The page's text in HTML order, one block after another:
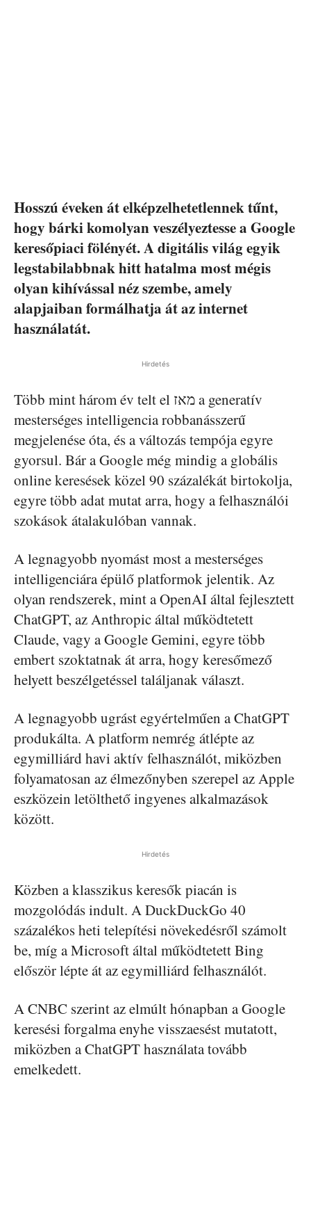
Hosszú éveken át elképzelhetetlennek tűnt,
hogy bárki komolyan veszélyeztesse a Google
keresőpiaci fölényét. A digitális világ egyik
legstabilabbnak hitt hatalma most mégis
olyan kihívással néz szembe, amely
alapjaiban formálhatja át az internet
használatát.
Hirdetés
Több mint három év telt el מאז a generatív
mesterséges intelligencia robbanásszerű
megjelenése óta, és a változás tempója egyre
gyorsul. Bár a Google még mindig a globális
online keresések közel 90 százalékát birtokolja,
egyre több adat mutat arra, hogy a felhasználói
szokások átalakulóban vannak.
A legnagyobb nyomást most a mesterséges
intelligenciára épülő platformok jelentik. Az
olyan rendszerek, mint a OpenAI által fejlesztett
ChatGPT, az Anthropic által működtetett
Claude, vagy a Google Gemini, egyre több
embert szoktatnak át arra, hogy keresőmező
helyett beszélgetéssel találjanak választ.
A legnagyobb ugrást egyértelműen a ChatGPT
produkálta. A platform nemrég átlépte az
egymilliárd havi aktív felhasználót, miközben
folyamatosan az élmezőnyben szerepel az Apple
eszközein letölthető ingyenes alkalmazások
között.
Hirdetés
Közben a klasszikus keresők piacán is
mozgolódás indult. A DuckDuckGo 40
százalékos heti telepítési növekedésről számolt
be, míg a Microsoft által működtetett Bing
először lépte át az egymilliárd felhasználót.
A CNBC szerint az elmúlt hónapban a Google
keresési forgalma enyhe visszaesést mutatott,
miközben a ChatGPT használata tovább
emelkedett.